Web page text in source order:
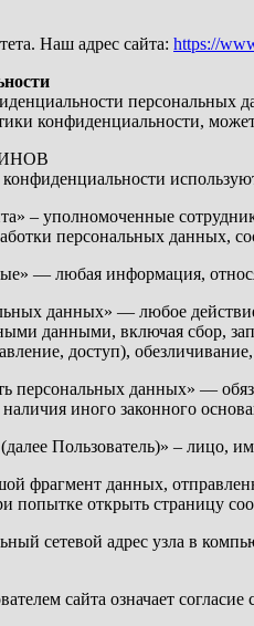
Наш адрес сайта: https://
персональных
конфиденциальности,
– уполномоченные
персональных данных,
— любая информация,
данных» — любое
данными, включая сбор,
доступ),
персональных данных» —
иного законного
(далее Пользователь)» – лицо,
фрагмент данных,
попытке открыть страницу
сетевой адрес узла в
сайта означает